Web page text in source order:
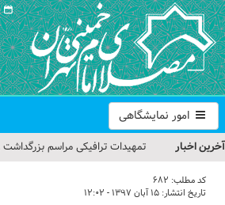
امور نمایشگاهی
آخرین اخبار
تمهیدات ترافیکی مراسم
کد مطلب: 682
تاریخ انتشار: ۱۵ آبان ۱۳۹۷ - ۱۲:۰۲